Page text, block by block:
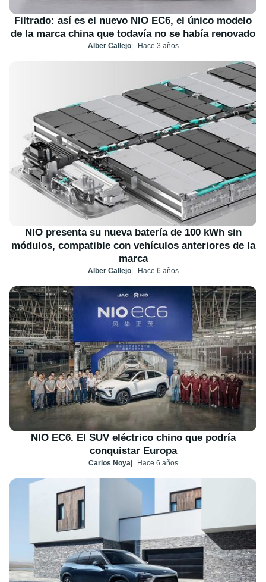
Filtrado: así es el nuevo NIO EC6, el único modelo
de la marca china que todavía no se había renovado
Alber Callejo Hace 3 años
NIO presenta su nueva batería de 100 kWh sin
módulos, compatible con vehículos anteriores de la
marca
Alber Callejo Hace 6 años
NIO EC6. El SUV eléctrico chino que podría
conquistar Europa
Carlos Noya Hace 6 años